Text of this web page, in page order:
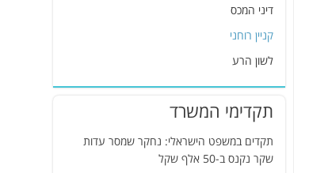
דיני המכס
קניין רוחני
לשון הרע
תקדימי המשרד
תקדים במשפט הישראלי: נחקר שמסר עדות
שקר נקנס ב-50 אלף שקל